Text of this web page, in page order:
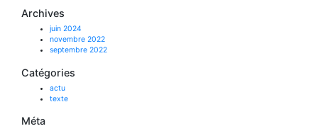
Archives
juin 2024
novembre 2022
septembre 2022
Catégories
actu
texte
Méta